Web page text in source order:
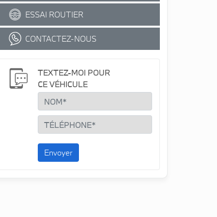
ESSAI ROUTIER
CONTACTEZ-NOUS
TEXTEZ-MOI POUR
CE VÉHICULE
Envoyer